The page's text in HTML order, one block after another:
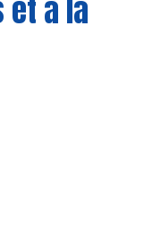
et à la